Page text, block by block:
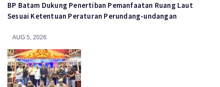
BP Batam Dukung Penertiban Pemanfaatan Ruang Laut
Sesuai Ketentuan Peraturan Perundang-undangan
AUG 5, 2026